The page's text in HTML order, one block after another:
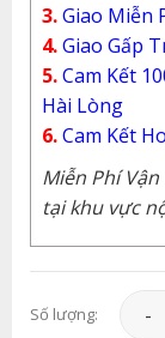
3.Giao Miễn
4.Giao Gấp
5.Cam Kết
Hài Lòng
6.Cam Kết
Miễn Phí
tại khu vực
Số lượng: Hoa